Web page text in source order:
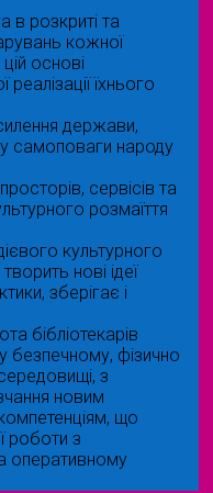
розкриті та
кожної
основі
їхнього
держави,
самоповаги народу
сервісів та
розмаїття
культурного
нові ідеї
зберігає і
бібліотекарів
безпечному, фізично
з
новим
що
роботи з
оперативному